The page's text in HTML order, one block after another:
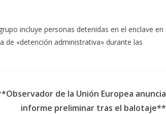
incluye personas detenidas en el enclave en
«detención administrativa» durante las
de la Unión Europea anuncia
informe preliminar tras el balotaje**